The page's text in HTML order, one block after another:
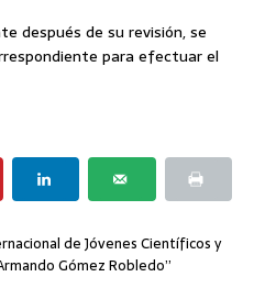
después de su revisión, se
para efectuar el
de Jóvenes Científicos y
Gómez Robledo”